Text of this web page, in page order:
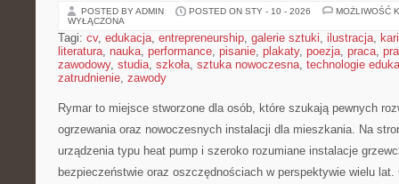
POSTED BY ADMIN POSTED ON STY - 10 - 2026
MOŻLIWOŚĆ
WYŁĄCZONA
Tagi: cv, edukacja, entrepreneurship, galerie sztuki, ilustracja,
literatura, nauka, performance, pisanie, plakaty, poezja, praca,
zawodowy, studia, szkoła, sztuka nowoczesna, technologie
zatrudnienie, zawody
Rymar to miejsce stworzone dla osób, które szukają pewnych
ogrzewania oraz nowoczesnych instalacji dla mieszkania. Na
urządzenia typu heat pump i szeroko rozumiane instalacje
bezpieczeństwie oraz oszczędnościach w perspektywie wielu